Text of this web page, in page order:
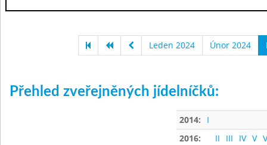
Leden 2024 Únor 2024
Přehled zveřejněných jídelníčků:
2014:
I
2016:
II III IV V